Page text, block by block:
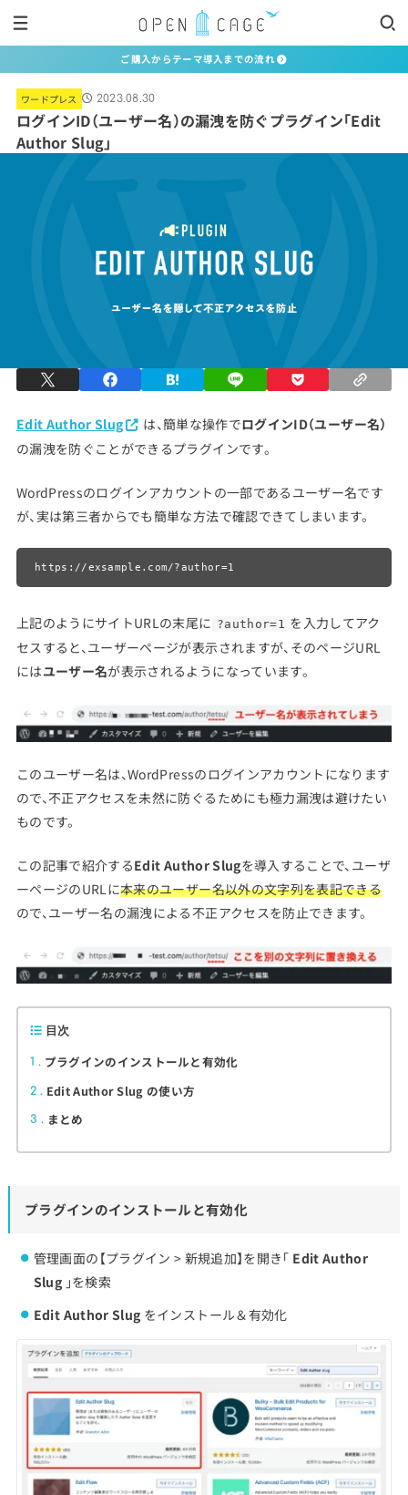
ご購入からテーマ導入までの流れ
ワードプレス 2023.08.30
ログインID（ユーザー名）の漏洩を防ぐプラグイン「Edit
Author Slug」
Edit Author Slug は、簡単な操作でログインID（ユーザー名）
の漏洩を防ぐことができるプラグインです。
WordPressのログインアカウントの一部であるユーザー名です
が、実は第三者からでも簡単な方法で確認できてしまいます。
https://exsample.com/?author=1
上記のようにサイトURLの末尾に ?author=1 を入力してアク
セスすると、ユーザーページが表示されますが、そのページURL
にはユーザー名が表示されるようになっています。
このユーザー名は、WordPressのログインアカウントになります
ので、不正アクセスを未然に防ぐるためにも極力漏洩は避けたい
ものです。
この記事で紹介するEdit Author Slugを導入することで、ユーザ
ーページのURLに本来のユーザー名以外の文字列を表記できる
ので、ユーザー名の漏洩による不正アクセスを防止できます。
目次
1 プラグインのインストールと有効化
2 Edit Author Slug の使い方
3 まとめ
プラグインのインストールと有効化
管理画面の【プラグイン > 新規追加】を開き「 Edit Author
Slug 」を検索
Edit Author Slug をインストール＆有効化